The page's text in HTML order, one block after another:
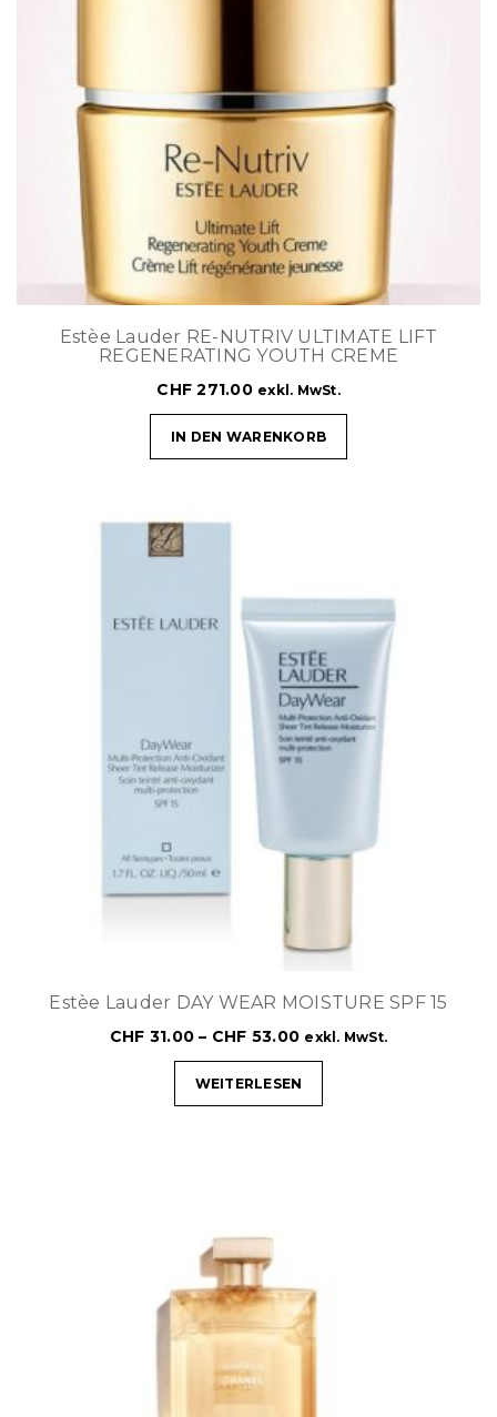
Estèe Lauder RE-NUTRIV ULTIMATE LIFT
REGENERATING YOUTH CREME
CHF 271.00 exkl. MwSt.
IN DEN WARENKORB
Estèe Lauder DAY WEAR MOISTURE SPF 15
CHF 31.00 – CHF 53.00 exkl. MwSt.
WEITERLESEN